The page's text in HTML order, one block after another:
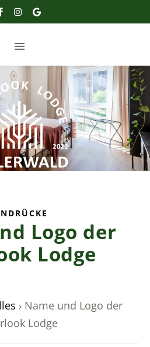
Logo der
Lodge
› Name und Logo der
Lodge